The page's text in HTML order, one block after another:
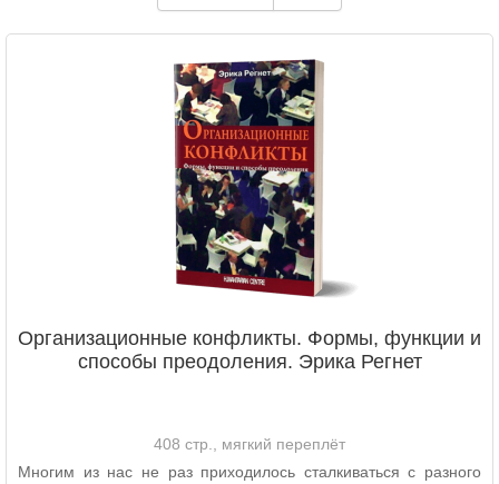
Организационные конфликты. Формы, функции и
способы преодоления. Эрика Регнет
408 стр., мягкий переплёт
Многим из нас не раз приходилось сталкиваться с разного